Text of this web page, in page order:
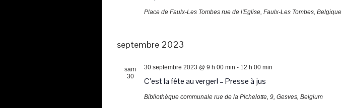
Place de Faulx-Les Tombes rue de l'Eglise, Faulx-Les Tombes, Belgique
septembre 2023
sam
30
C’est la fête au verger! – Presse à jus
30 septembre 2023 @ 9 h 00 min - 12 h 00 min
Bibliothèque communale rue de la Pichelotte, 9, Gesves, Belgium